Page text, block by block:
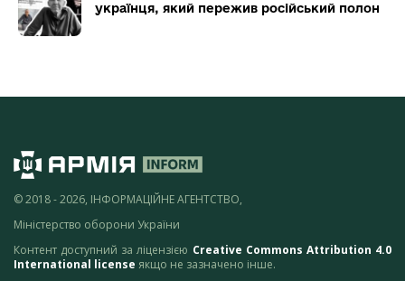
українця, який пережив російський полон
© 2018 - 2026, ІНФОРМАЦІЙНЕ АГЕНТСТВО,
Міністерство оборони України
Контент доступний за ліцензією Creative Commons Attribution 4.0
International license якщо не зазначено інше.